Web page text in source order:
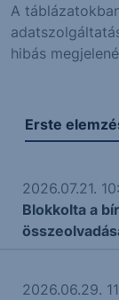
A
hibás
Erste
2026.07.21.
Blokkolta a
2026.06.29.